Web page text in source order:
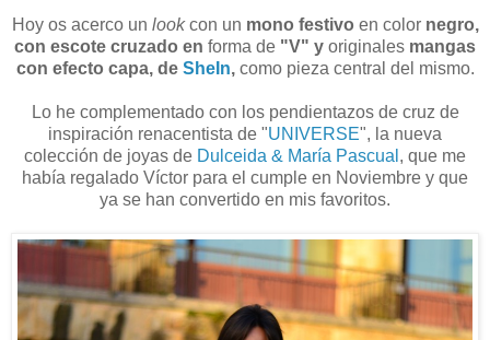
Hoy os acerco un lookcon un mono festivo en color negro,
con escote cruzado en forma de "V" y originales mangas
con efecto capa, de SheIn,como pieza central del mismo.
Lo he complementado con los pendientazos de cruz de
inspiración renacentista de "UNIVERSE", la nueva
colección de joyas de Dulceida & María Pascual , que me
había regalado Víctor para el cumple en Noviembre y que
ya se han convertido en mis favoritos.